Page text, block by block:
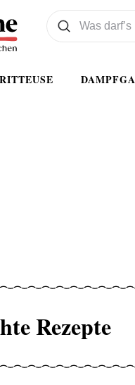
Was wollen Sie suchen
Suchen
Rezepte